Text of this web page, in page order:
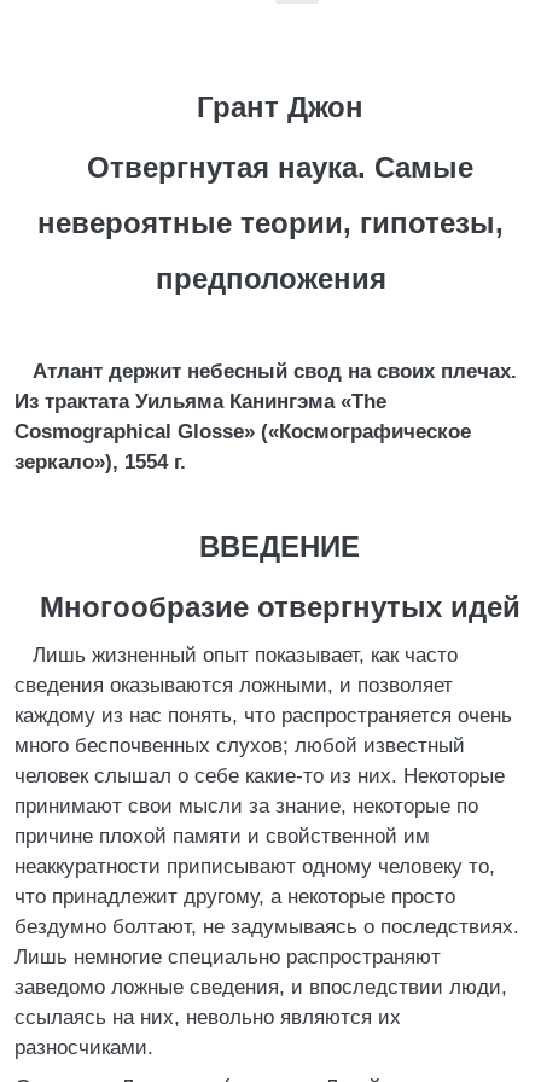
Грант Джон
Отвергнутая наука. Самые
невероятные теории, гипотезы,
предположения
Атлант держит небесный свод на своих плечах.
Из трактата Уильяма Канингэма «The
Cosmographical Glosse» («Космографическое
зеркало»), 1554 г.
ВВЕДЕНИЕ
Многообразие отвергнутых идей
Лишь жизненный опыт показывает, как часто
сведения оказываются ложными, и позволяет
каждому из нас понять, что распространяется очень
много беспочвенных слухов; любой известный
человек слышал о себе какие-то из них. Некоторые
принимают свои мысли за знание, некоторые по
причине плохой памяти и свойственной им
неаккуратности приписывают одному человеку то,
что принадлежит другому, а некоторые просто
бездумно болтают, не задумываясь о последствиях.
Лишь немногие специально распространяют
заведомо ложные сведения, и впоследствии люди,
ссылаясь на них, невольно являются их
разносчиками.